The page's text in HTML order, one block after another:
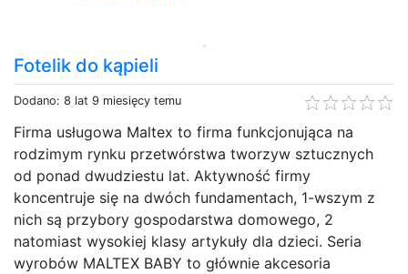
Fotelik do kąpieli
Dodano: 8 lat 9 miesięcy temu
Firma usługowa Maltex to firma funkcjonująca na
rodzimym rynku przetwórstwa tworzyw sztucznych
od ponad dwudziestu lat. Aktywność firmy
koncentruje się na dwóch fundamentach, 1-wszym z
nich są przybory gospodarstwa domowego, 2
natomiast wysokiej klasy artykuły dla dzieci. Seria
wyrobów MALTEX BABY to głównie akcesoria